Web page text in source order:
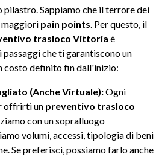
pilastro. Sappiamo che il terrore dei
maggiori pain points. Per questo, il
trasloco Vittoria è
che ti garantiscono un
costo definito fin dall'inizio:
(Anche Virtuale):Ogni
offrirti un preventivo trasloco
con un sopralluogo
volumi, accessi, tipologia di beni
Se preferisci, possiamo farlo anche